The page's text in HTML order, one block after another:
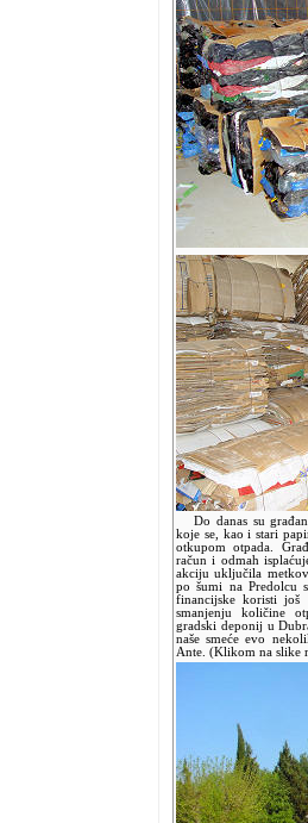
Do danas su
koje se, kao i stari
otkupom otpada.
račun i odmah
akciju uključila
po šumi na Predolcu
financijske koristi
smanjenju količine
gradski deponij u
naše smeće evo
Ante. (Klikom na slike